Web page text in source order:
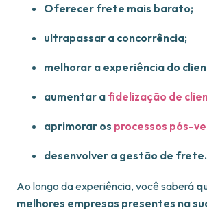
Oferecer frete mais barato;
ultrapassar a concorrência;
melhorar a experiência do
aumentar a fidelização de
aprimorar os processos pós-
desenvolver a gestão de frete.
Ao longo da experiência, você saberá
melhores empresas presentes na